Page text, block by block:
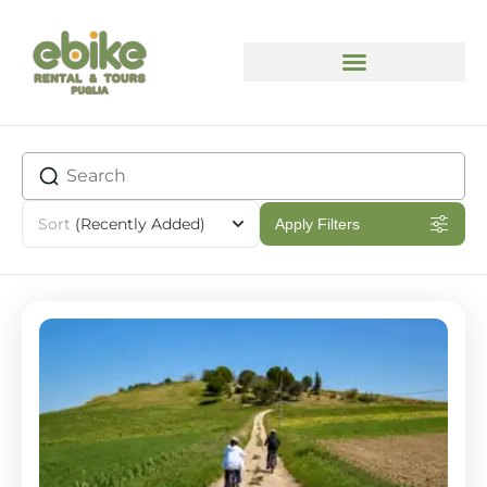
Sort (Recently Added) Apply Filters